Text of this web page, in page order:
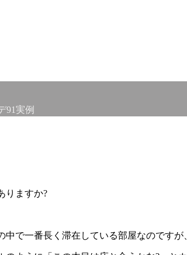
91実例
りますか?
で一番長く滞在している部屋なのです